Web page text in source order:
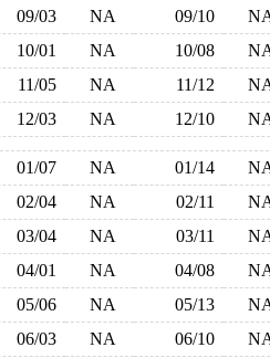
09/03 NA 09/10
10/01 NA 10/08
11/05 NA 11/12
12/03 NA 12/10
01/07 NA 01/14
02/04 NA 02/11
03/04 NA 03/11
04/01 NA 04/08
05/06 NA 05/13
06/03 NA 06/10